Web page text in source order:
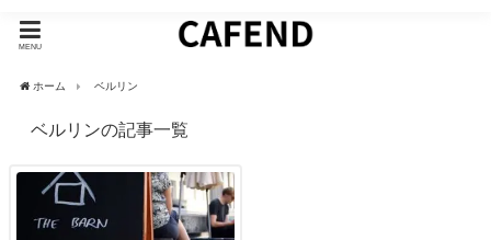
MENU
ホーム ベルリン
ベルリンの記事一覧